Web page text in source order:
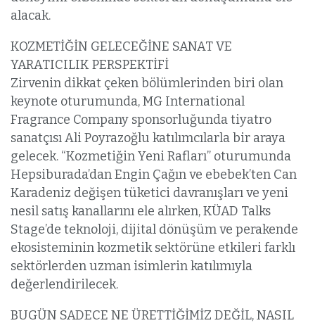
alacak.
KOZMETİĞİN GELECEĞİNE SANAT VE
YARATICILIK PERSPEKTİFİ
Zirvenin dikkat çeken bölümlerinden biri olan
keynote oturumunda, MG International
Fragrance Company sponsorluğunda tiyatro
sanatçısı Ali Poyrazoğlu katılımcılarla bir araya
gelecek. “Kozmetiğin Yeni Rafları” oturumunda
Hepsiburada’dan Engin Çağın ve ebebek’ten Can
Karadeniz değişen tüketici davranışları ve yeni
nesil satış kanallarını ele alırken, KÜAD Talks
Stage’de teknoloji, dijital dönüşüm ve perakende
ekosisteminin kozmetik sektörüne etkileri farklı
sektörlerden uzman isimlerin katılımıyla
değerlendirilecek.
BUGÜN SADECE NE ÜRETTİĞİMİZ DEĞİL, NASIL